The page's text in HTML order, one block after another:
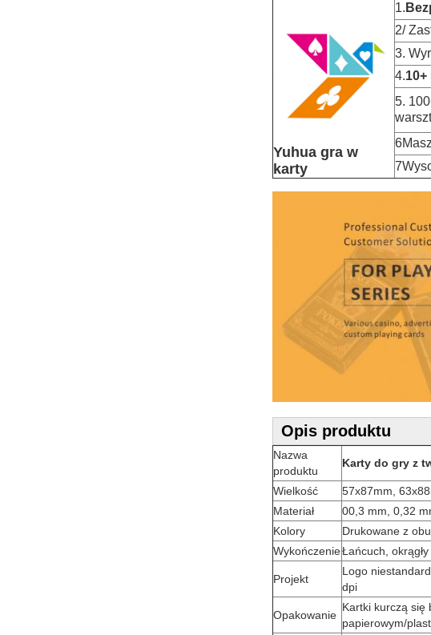
Yuhua gra w
karty
1.
2/
3.
4.
5.
Opis produktu
Nazwa
produktu
Karty do gry z
Wielkość 57x87mm,
Materiał
00,3 mm, 0,32
Kolory
Drukowane z
WykończenieŁańcuch,
Projekt
Logo
dpi
Opakowanie
Kartki kurczą się
papierowym/